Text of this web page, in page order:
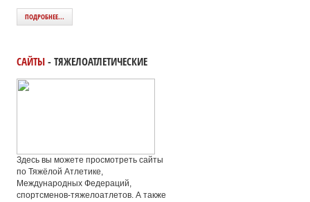
ПОДРОБНЕЕ...
САЙТЫ - ТЯЖЕЛОАТЛЕТИЧЕСКИЕ
Здесь вы можете просмотреть сайты
по Тяжёлой Атлетике,
Международных Федераций,
спортсменов-тяжелоатлетов. А также